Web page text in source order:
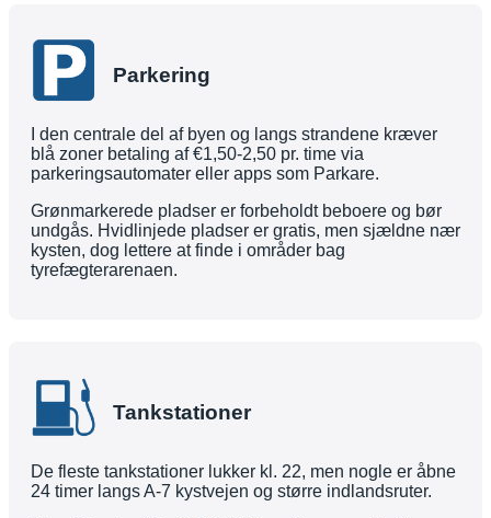
Parkering
I den centrale del af byen og langs strandene kræver
blå zoner betaling af €1,50-2,50 pr. time via
parkeringsautomater eller apps som Parkare.
Grønmarkerede pladser er forbeholdt beboere og bør
undgås. Hvidlinjede pladser er gratis, men sjældne nær
kysten, dog lettere at finde i områder bag
tyrefægterarenaen.
Tankstationer
De fleste tankstationer lukker kl. 22, men nogle er åbne
24 timer langs A-7 kystvejen og større indlandsruter.